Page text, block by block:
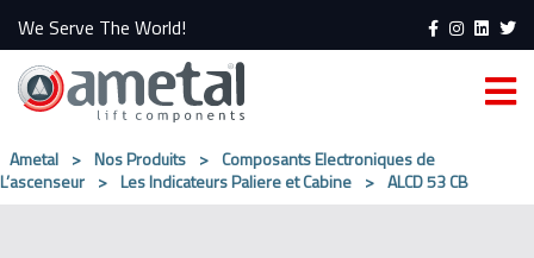
We Serve The World!
Ametal > Nos Produits > Composants Electroniques de
L’ascenseur > Les Indicateurs Paliere et Cabine > ALCD 53 CB